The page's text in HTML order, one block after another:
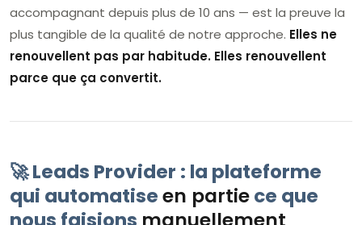
accompagnant depuis plus de 10 ans — est la preuve la
plus tangible de la qualité de notre approche. Elles ne
renouvellent pas par habitude. Elles renouvellent
parce que ça convertit.
🚀 Leads Provider : la plateforme
qui automatiseen partiece que